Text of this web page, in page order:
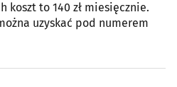
koszt to 140 zł miesięcznie.
uzyskać pod numerem